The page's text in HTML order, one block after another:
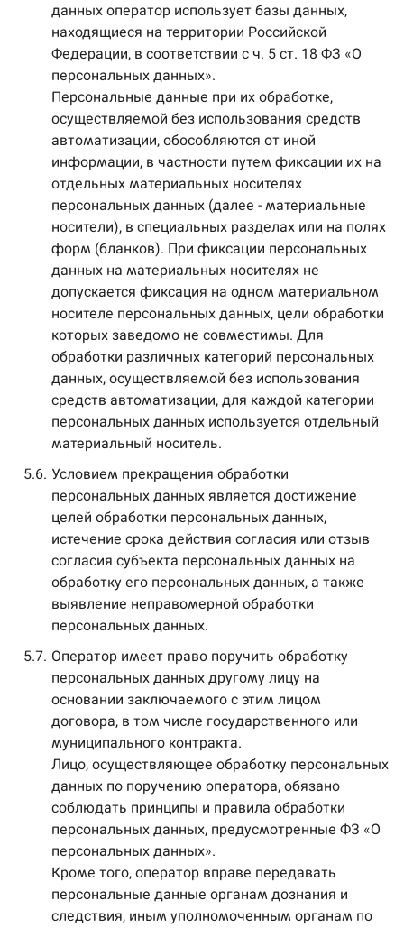
данных оператор использует базы данных,
находящиеся на территории Российской
Федерации, в соответствии с ч. 5 ст. 18 ФЗ «О
персональных данных».
Персональные данные при их обработке,
осуществляемой без использования средств
автоматизации, обособляются от иной
информации, в частности путем фиксации их на
отдельных материальных носителях
персональных данных (далее - материальные
носители), в специальных разделах или на полях
форм (бланков). При фиксации персональных
данных на материальных носителях не
допускается фиксация на одном материальном
носителе персональных данных, цели обработки
которых заведомо не совместимы. Для
обработки различных категорий персональных
данных, осуществляемой без использования
средств автоматизации, для каждой категории
персональных данных используется отдельный
материальный носитель.
5.6. Условием прекращения обработки
персональных данных является достижение
целей обработки персональных данных,
истечение срока действия согласия или отзыв
согласия субъекта персональных данных на
обработку его персональных данных, а также
выявление неправомерной обработки
персональных данных.
5.7. Оператор имеет право поручить обработку
персональных данных другому лицу на
основании заключаемого с этим лицом
договора, в том числе государственного или
муниципального контракта.
Лицо, осуществляющее обработку персональных
данных по поручению оператора, обязано
соблюдать принципы и правила обработки
персональных данных, предусмотренные ФЗ «О
персональных данных».
Кроме того, оператор вправе передавать
персональные данные органам дознания и
следствия, иным уполномоченным органам по